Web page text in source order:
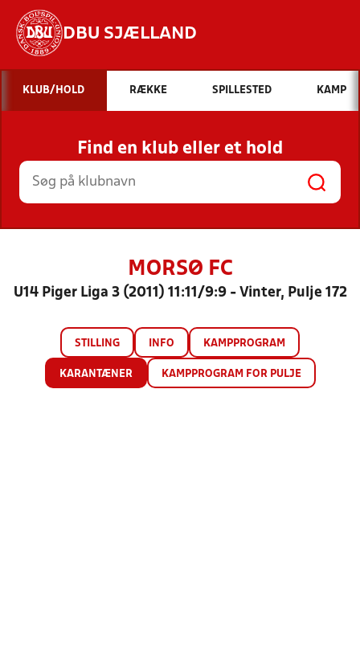
DBU SJÆLLAND
Hvad vil du søge efter?
INDHOLD OG NYHEDER
STILLINGER, RESULTATER, KLUBBER OG
HOLD
KLUB/HOLD RÆKKE SPILLESTED KAMP
Find en klub eller et hold
MORSØ FC
U14 Piger Liga 3 (2011) 11:11/9:9 - Vinter, Pulje 172
STILLING INFO KAMPPROGRAM
KARANTÆNER KAMPPROGRAM FOR PULJE